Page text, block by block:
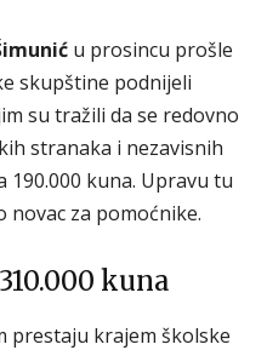
u prosincu prošle
skupštine podnijeli
su tražili da se redovno
stranaka i nezavisnih
190.000 kuna. Upravu tu
novac za pomoćnike.
kuna
prestaju krajem školske